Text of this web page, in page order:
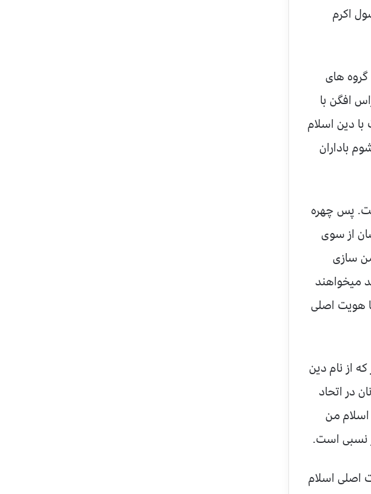
رسول اکرم
های
افگن با
دین اسلام
باداران
پس چهره
از سوی
سازی
میخواهند
هویت اصلی
از نام دین
در اتحاد
من
نسبی است.
اصلی اسلام